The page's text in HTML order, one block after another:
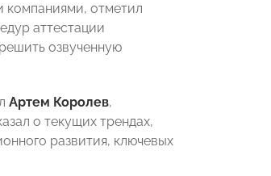
компаниями, отметил
аттестации
озвученную
Артем Королев,
о текущих трендах,
развития, ключевых